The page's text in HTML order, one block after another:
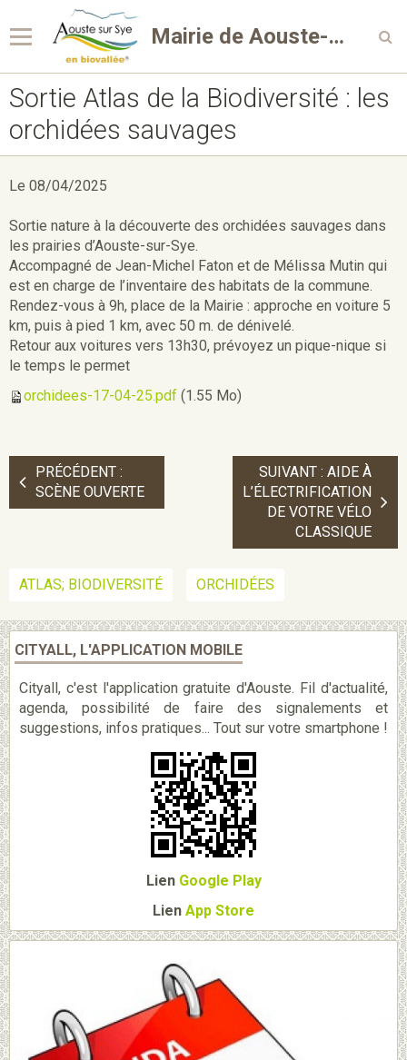
Mairie de Aouste-sur-Sye
Sortie Atlas de la Biodiversité : les
orchidées sauvages
Le 08/04/2025
Sortie nature à la découverte des orchidées sauvages dans
les prairies d’Aouste-sur-Sye.
Accompagné de Jean-Michel Faton et de Mélissa Mutin qui
est en charge de l’inventaire des habitats de la commune.
Rendez-vous à 9h, place de la Mairie : approche en voiture 5
km, puis à pied 1 km, avec 50 m. de dénivelé.
Retour aux voitures vers 13h30, prévoyez un pique-nique si
le temps le permet
orchidees-17-04-25.pdf (1.55 Mo)
PRÉCÉDENT :
SCÈNE OUVERTE
SUIVANT : AIDE À
L’ÉLECTRIFICATION
DE VOTRE VÉLO
CLASSIQUE
ATLAS; BIODIVERSITÉ ORCHIDÉES
CITYALL, L'APPLICATION MOBILE
Cityall, c'est l'application gratuite d'Aouste. Fil d'actualité,
agenda, possibilité de faire des signalements et
suggestions, infos pratiques... Tout sur votre smartphone !
Lien Google Play
Lien App Store